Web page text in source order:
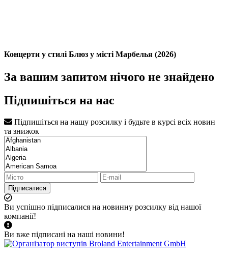
Концерти у стилі Блюз у місті Марбелья (2026)
За вашим запитом нічого не знайдено
Підпишіться на нас
Підпишіться на нашу розсилку і будьте в курсі всіх новин
та знижок
Підписатися
Ви успішно підписалися на новинну розсилку від нашої
компанії!
Ви вже підписані на наші новини!